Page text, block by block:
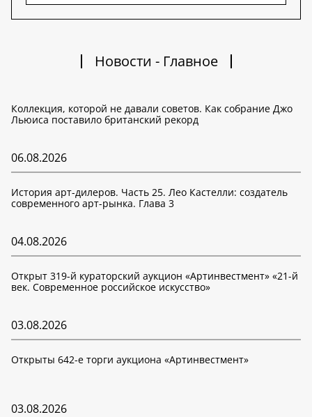
Новости - Главное
Коллекция, которой не давали советов. Как собрание Джо
Льюиса поставило британский рекорд
06.08.2026
История арт-дилеров. Часть 25. Лео Кастелли: создатель
современного арт-рынка. Глава 3
04.08.2026
Открыт 319-й кураторский аукцион «Артинвестмент» «21-й
век. Современное российское искусство»
03.08.2026
Открыты 642-е торги аукциона «Артинвестмент»
03.08.2026